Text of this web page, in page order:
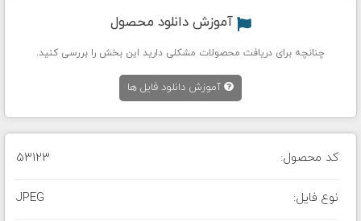
آموزش دانلود محصول
چنانچه برای دریافت محصولات مشکلی دارید این بخش را بررسی کنید.
آموزش دانلود فایل ها
کد محصول: 53123
نوع فایل: JPEG